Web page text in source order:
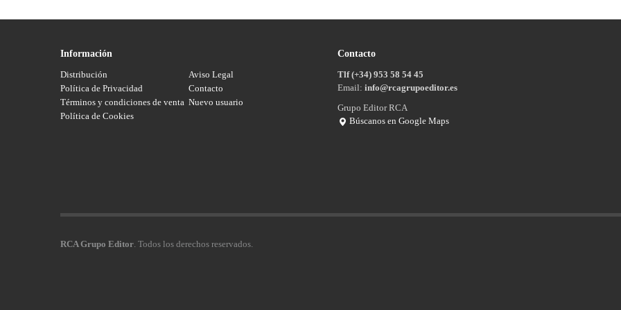
Información
Distribución
Aviso Legal
Política de Privacidad
Contacto
Términos y condiciones de venta Nuevo usuario
Política de Cookies
Contacto
Tlf (+34) 953 58 54 45
Email: info@rcagrupoeditor.es
Grupo Editor RCA
Búscanos en Google Maps
RCA Grupo Editor. Todos los derechos reservados.